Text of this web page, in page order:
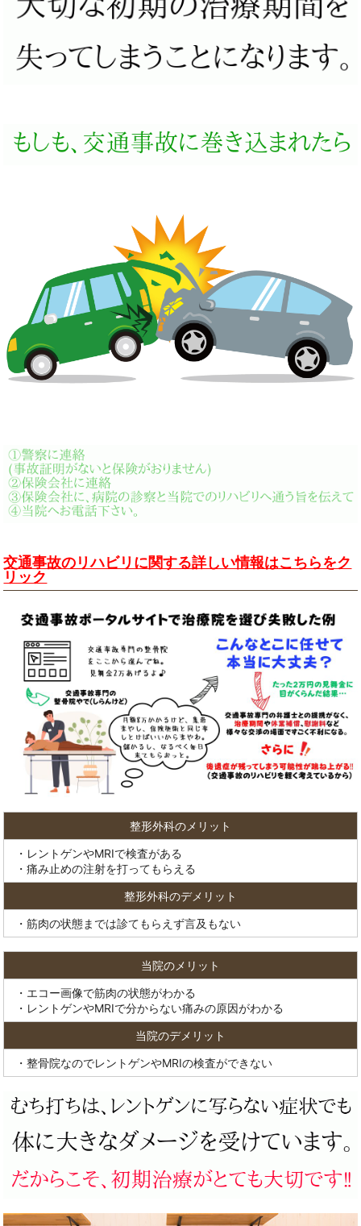
交通事故のリハビリに関する詳しい情報はこちらをク
リック
整形外科のメリット
・レントゲンやMRIで検査がある
・痛み止めの注射を打ってもらえる
整形外科のデメリット
・筋肉の状態までは診てもらえず言及もない
当院のメリット
・エコー画像で筋肉の状態がわかる
・レントゲンやMRIで分からない痛みの原因がわかる
当院のデメリット
・整骨院なのでレントゲンやMRIの検査ができない